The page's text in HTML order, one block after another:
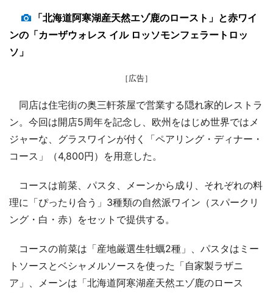
「北海道阿寒湖産天然エゾ鹿のロースト」と赤ワイ
ンの「カーザウォレス イル ロッソモンフェラートロッ
ソ」
［広告］
同店は住宅街の奥三軒茶屋で営業する隠れ家的レストラ
ン。今回は開店5周年を記念し、欧州をはじめ世界ではメ
ジャーな、グラスワインが付く「ペアリング・ディナー・
コース」（4,800円）を用意した。
コースは前菜、パスタ、メーンから成り、それぞれの料
理に「ぴったり合う」3種類の自然派ワイン（スパークリ
ング・白・赤）をセットで提供する。
コースの前菜は「産地厳選生牡蠣2種」、パスタはミー
トソースとベシャメルソースを使った「自家製ラザニ
ア」、メーンは「北海道阿寒湖産天然エゾ鹿のロース